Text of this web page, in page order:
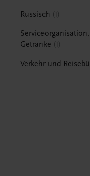
Russisch 1
Getränke
1
Verkehr und